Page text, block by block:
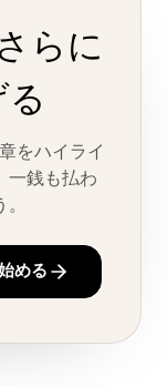
らに
をハイライ
一銭も払わ
める